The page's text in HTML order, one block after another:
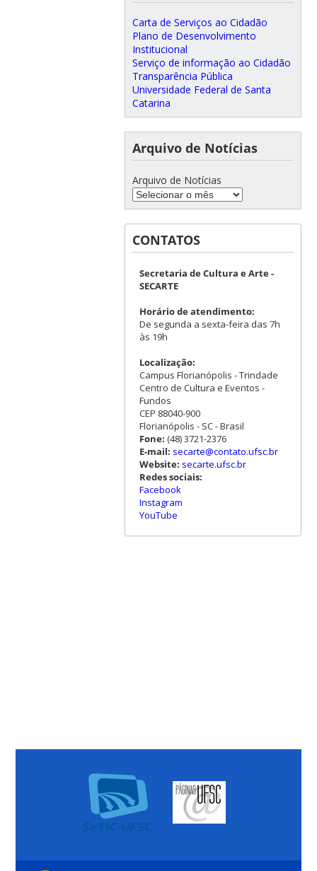
Carta de Serviços ao Cidadão
Plano de Desenvolvimento
Institucional
Serviço de informação ao Cidadão
Transparência Pública
Universidade Federal de Santa
Catarina
Arquivo de Notícias
Arquivo de Notícias
CONTATOS
Secretaria de Cultura e Arte -
SECARTE
Horário de atendimento:
De segunda a sexta-feira das 7h
às 19h
Localização:
Campus Florianópolis - Trindade
Centro de Cultura e Eventos -
Fundos
CEP 88040-900
Florianópolis - SC - Brasil
Fone: (48) 3721-2376
E-mail: secarte@contato.ufsc.br
Website: secarte.ufsc.br
Redes sociais:
Facebook
Instagram
YouTube